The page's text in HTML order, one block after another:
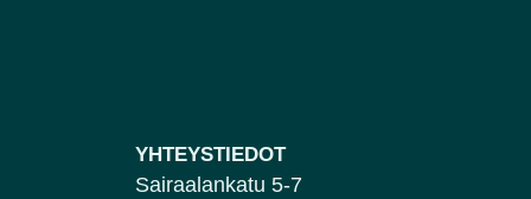
YHTEYSTIEDOT
Sairaalankatu 5-7